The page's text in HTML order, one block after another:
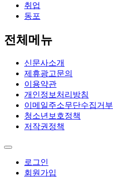
취업
동포
전체메뉴
신문사소개
제휴광고문의
이용약관
개인정보처리방침
이메일주소무단수집거부
청소년보호정책
저작권정책
로그인
회원가입